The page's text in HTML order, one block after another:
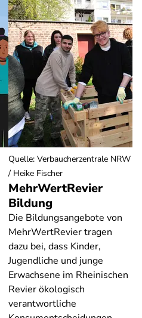
MehrWertRevier
Bildung
Die Bildungsangebote von
MehrWertRevier tragen
dazu bei, dass Kinder,
Jugendliche und junge
Erwachsene im Rheinischen
Revier ökologisch
verantwortliche
Quelle: Verbaucherzentrale NRW
/ Heike Fischer